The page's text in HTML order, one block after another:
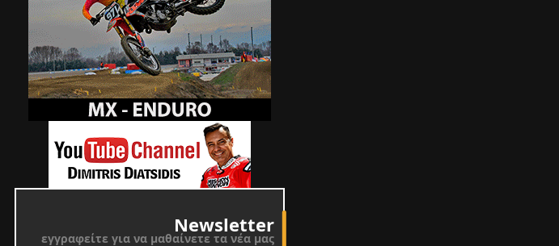
Newsletter
εγγραφείτε για να μαθαίνετε τα νέα μας